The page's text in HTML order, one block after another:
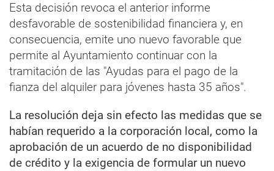
Esta decisión revoca el anterior informe
desfavorable de sostenibilidad financiera y, en
consecuencia, emite uno nuevo favorable que
permite al Ayuntamiento continuar con la
tramitación de las "Ayudas para el pago de la
fianza del alquiler para jóvenes hasta 35 años".
La resolución deja sin efecto las medidas que se
habían requerido a la corporación local, como la
aprobación de un acuerdo de no disponibilidad
de crédito y la exigencia de formular un nuevo